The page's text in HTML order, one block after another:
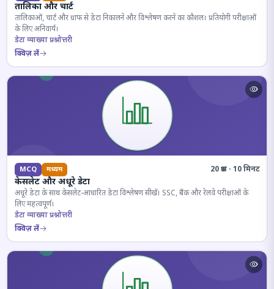
तालिका और चार्ट
तालिकाओं, चार्ट और ग्राफ से डेटा निकालने और विश्लेषण करने का कौशल। प्रतियोगी परीक्षाओं
के लिए अनिवार्य।
डेटा व्याख्या प्रश्नोत्तरी
क्विज़ लें
MCQ मध्यम 20 प्रश्न · 10 मिनट
केसलेट और अधूरे डेटा
अधूरे डेटा के साथ केसलेट-आधारित डेटा विश्लेषण सीखें। SSC, बैंक और रेलवे परीक्षाओं के
लिए महत्वपूर्ण।
डेटा व्याख्या प्रश्नोत्तरी
क्विज़ लें